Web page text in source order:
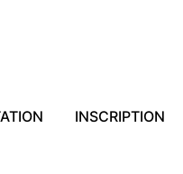
INSCRIPTION